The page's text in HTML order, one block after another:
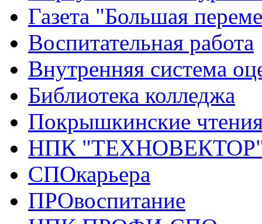
Газета "Большая
Воспитательная работа
Внутренняя система
Библиотека колледжа
Покрышкинские
НПК
СПОкарьера
ПРОвоспитание